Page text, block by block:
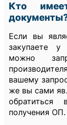
Кто
Если вы
закупаете у
можно
вашему
же вы сами
обратиться
получения ОП.